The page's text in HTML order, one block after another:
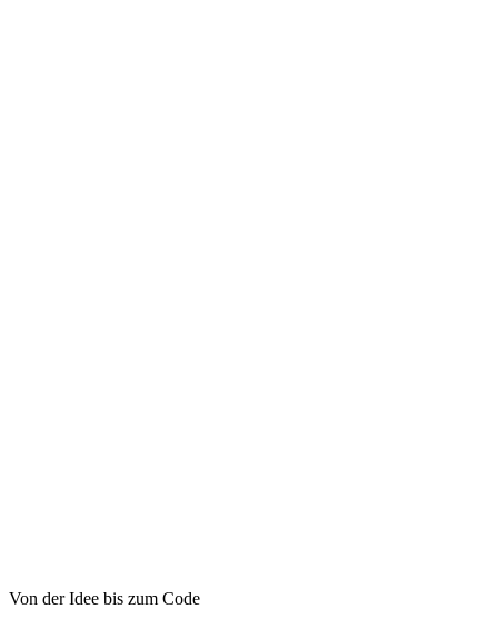
Von der Idee bis zum Code